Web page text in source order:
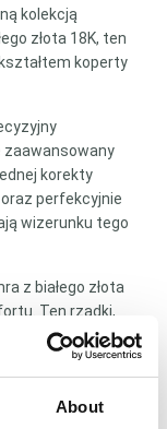
About
kolekcją
złota 18K, ten
koperty
korekty
perfekcyjnie
wizerunku tego
z białego złota
Ten rzadki,
wartości
wyborem dla
i prestiż.